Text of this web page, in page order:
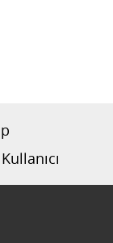
Kullanıcı